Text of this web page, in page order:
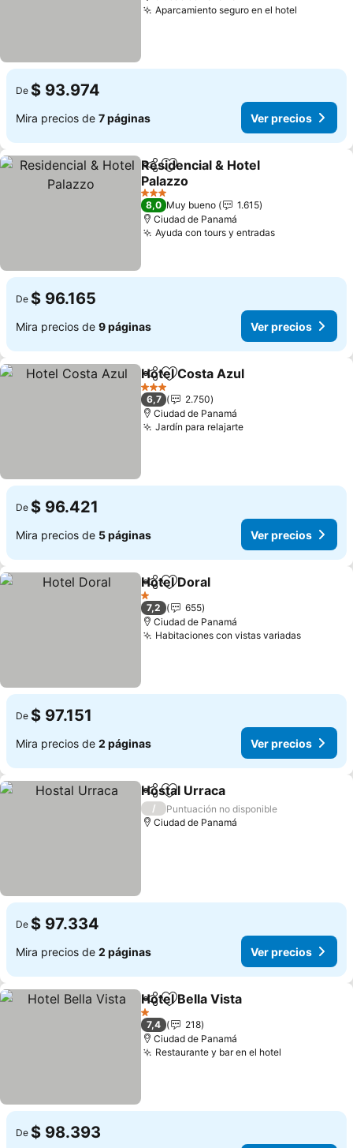
Aparcamiento seguro en el hotel
De $ 93.974
Mira precios de 7 páginas Ver precios
CompartirAgregar a favoritos
Residencial & Hotel
Palazzo
3 Estrellas
8,0 Muy bueno
1.615
Ciudad de Panamá
Ayuda con tours y entradas
De $ 96.165
Mira precios de 9 páginas Ver precios
CompartirAgregar a favoritos
Hotel Costa Azul
3 Estrellas
6,7
2.750
Ciudad de Panamá
Jardín para relajarte
De $ 96.421
Mira precios de 5 páginas Ver precios
CompartirAgregar a favoritos
Hotel Doral
1 Estrellas
7,2
655
Ciudad de Panamá
Habitaciones con vistas variadas
De $ 97.151
Mira precios de 2 páginas Ver precios
CompartirAgregar a favoritos
Hostal Urraca
/
Puntuación no disponible
Ciudad de Panamá
De $ 97.334
Mira precios de 2 páginas Ver precios
CompartirAgregar a favoritos
Hotel Bella Vista
1 Estrellas
7,4
218
Ciudad de Panamá
Restaurante y bar en el hotel
De $ 98.393